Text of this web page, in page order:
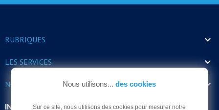
RUBRIQUES 
LES SERVICES 
NOS HORAIRES 
INFORMATIONS
Nous utilisons... des cookies
Sur ce site, nous utilisons des cookies pour mesurer notre